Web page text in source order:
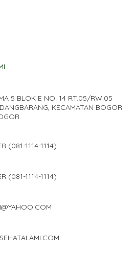
5 BLOK E NO. 14 RT.05/RW.05
KECAMATAN BOGOR
(081-1114-1114)
(081-1114-1114)
APPLICATION